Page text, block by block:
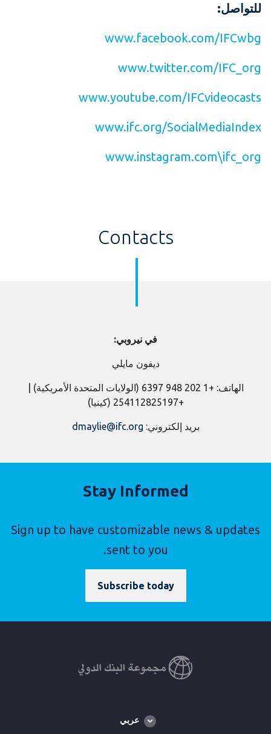
للتواصل:
www.facebook.com/IFCwbg
www.twitter.com/IFC_org
www.youtube.com/IFCvideocasts
www.ifc.org/SocialMediaIndex
www.instagram.com\ifc_org
Contacts
في نيروبي:
ديفون مايلي
الهاتف: +1 202 948 6397 (الولايات المتحدة الأمريكية) |
+254112825197 (كينيا)
بريد إلكتروني: dmaylie@ifc.org
Stay Informed
Sign up to have customizable news & updates
sent to you.
Subscribe today
Global
language
عربي